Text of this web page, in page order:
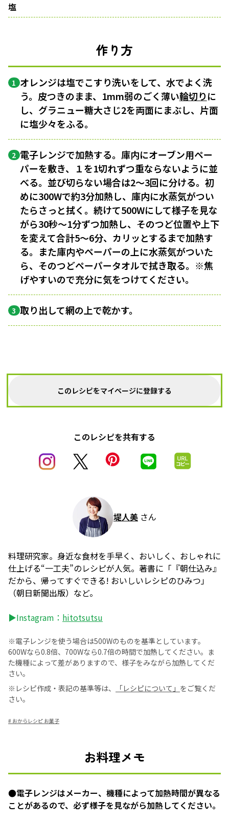
塩
作り方
1 オレンジは塩でこすり洗いをして、水でよく洗
う。皮つきのまま、1mm弱のごく薄い輪切りに
し、グラニュー糖大さじ2を両面にまぶし、片面
に塩少々をふる。
2 電子レンジで加熱する。庫内にオーブン用ペー
パーを敷き、１を1切れずつ重ならないように並
べる。並び切らない場合は2〜3回に分ける。初
めに300Wで約3分加熱し、庫内に水蒸気がつい
たらさっと拭く。続けて500Wにして様子を見な
がら30秒〜1分ずつ加熱し、そのつど位置や上下
を変えて合計5〜6分、カリッとするまで加熱す
る。また庫内やペーパーの上に水蒸気がついた
ら、そのつどペーパータオルで拭き取る。※焦
げやすいので充分に気をつけてください。
3 取り出して網の上で乾かす。
このレシピをマイページに登録する
このレシピを共有する
堤人美 さん
料理研究家。身近な食材を手早く、おいしく、おしゃれに
仕上げる“一工夫”のレシピが人気。著書に「『朝仕込み』
だから、帰ってすぐできる! おいしいレシピのひみつ」
（朝日新聞出版）など。
▶Instagram： hitotsutsu
※電子レンジを使う場合は500Wのものを基準としています。
600Wなら0.8倍、700Wなら0.7倍の時間で加熱してください。ま
た機種によって差がありますので、様子をみながら加熱してくだ
さい。
※レシピ作成・表記の基準等は、
「レシピについて」 をご覧くだ
さい。
# おからレシピ お菓子
お料理メモ
●電子レンジはメーカー、機種によって加熱時間が異なる
ことがあるので、必ず様子を見ながら加熱してください。